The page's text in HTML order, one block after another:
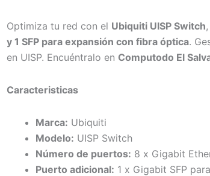
Optimiza tu red con el Ubiquiti UISP Switch
y 1 SFP para expansión con fibra óptica.
en UISP. Encuéntralo en Computodo El
Caracteristicas
Marca: Ubiquiti
Modelo: UISP Switch
Número de puertos: 8 x Gigabit
Puerto adicional: 1 x Gigabit SFP